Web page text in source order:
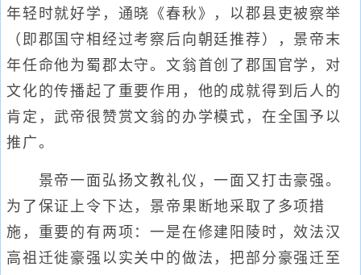
年轻时就好学，通晓《春秋》，以郡县吏被察举
（即郡国守相经过考察后向朝廷推荐），景帝末
年任命他为蜀郡太守。文翁首创了郡国官学，对
文化的传播起了重要作用，他的成就得到后人的
肯定，武帝很赞赏文翁的办学模式，在全国予以
推广。
景帝一面弘扬文教礼仪，一面又打击豪强。
为了保证上令下达，景帝果断地采取了多项措
施，重要的有两项：一是在修建阳陵时，效法汉
高祖迁徙豪强以实关中的做法，把部分豪强迁至